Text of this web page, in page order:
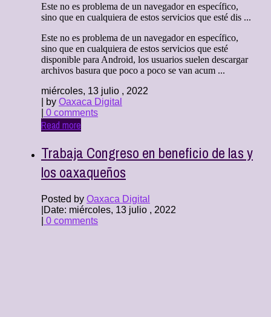
Este no es problema de un navegador en específico,
sino que en cualquiera de estos servicios que esté dis ...
Este no es problema de un navegador en específico,
sino que en cualquiera de estos servicios que esté
disponible para Android, los usuarios suelen descargar
archivos basura que poco a poco se van acum ...
miércoles, 13 julio , 2022
| by Oaxaca Digital
0 comments
Read more
Trabaja Congreso en beneficio de las y
los oaxaqueños
Posted by Oaxaca Digital
Date: miércoles, 13 julio , 2022
0 comments